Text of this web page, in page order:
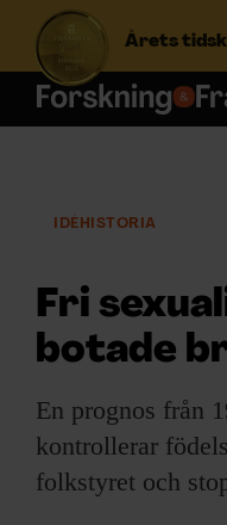
Årets
S
f
NYHETSBREV
ÄMNEN
IDÉHISTORIA
Fri
botade
En prognos från
kontrollerar
folkstyret och